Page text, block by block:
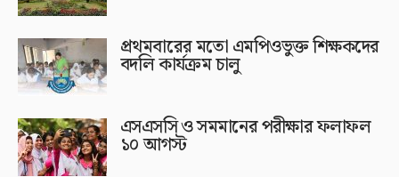
প্রথমবারের মতো এমপিওভুক্ত শিক্ষকদের
বদলি কার্যক্রম চালু
এসএসসি ও সমমানের পরীক্ষার ফলাফল
১০ আগস্ট